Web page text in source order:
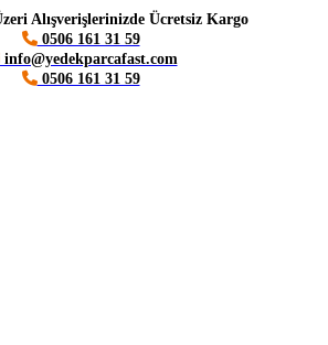
Alışverişlerinizde Ücretsiz Kargo
0506 161 31 59
info@yedekparcafast.com
0506 161 31 59